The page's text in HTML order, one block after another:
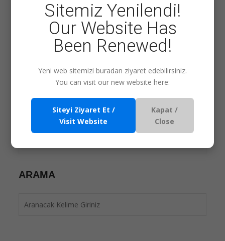
F.I.S.H
1 gün / 6 saat
Daha Fazlası
ARAMA
Sitemiz Yenilendi!
Our Website Has
Been Renewed!
Yeni web sitemizi buradan ziyaret edebilirsiniz.
You can visit our new website here:
Siteyi Ziyaret Et /
Visit Website
Kapat /
Close